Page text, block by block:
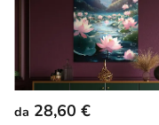
da 28,60 €